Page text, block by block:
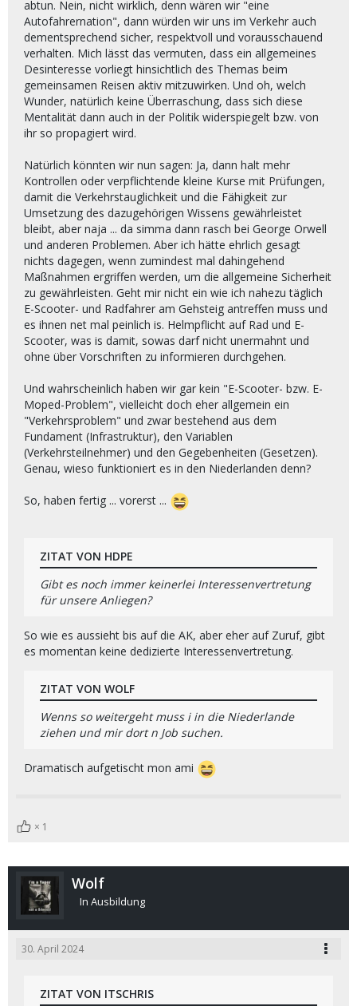
abtun. Nein, nicht wirklich, denn wären wir "eine
Autofahrernation", dann würden wir uns im Verkehr auch
dementsprechend sicher, respektvoll und vorausschauend
verhalten. Mich lässt das vermuten, dass ein allgemeines
Desinteresse vorliegt hinsichtlich des Themas beim
gemeinsamen Reisen aktiv mitzuwirken. Und oh, welch
Wunder, natürlich keine Überraschung, dass sich diese
Mentalität dann auch in der Politik widerspiegelt bzw. von
ihr so propagiert wird.
Natürlich könnten wir nun sagen: Ja, dann halt mehr
Kontrollen oder verpflichtende kleine Kurse mit Prüfungen,
damit die Verkehrstauglichkeit und die Fähigkeit zur
Umsetzung des dazugehörigen Wissens gewährleistet
bleibt, aber naja ... da simma dann rasch bei George Orwell
und anderen Problemen. Aber ich hätte ehrlich gesagt
nichts dagegen, wenn zumindest mal dahingehend
Maßnahmen ergriffen werden, um die allgemeine Sicherheit
zu gewährleisten. Geht mir nicht ein wie ich nahezu täglich
E-Scooter- und Radfahrer am Gehsteig antreffen muss und
es ihnen net mal peinlich is. Helmpflicht auf Rad und E-
Scooter, was is damit, sowas darf nicht unermahnt und
ohne über Vorschriften zu informieren durchgehen.
Und wahrscheinlich haben wir gar kein "E-Scooter- bzw. E-
Moped-Problem", vielleicht doch eher allgemein ein
"Verkehrsproblem" und zwar bestehend aus dem
Fundament (Infrastruktur), den Variablen
(Verkehrsteilnehmer) und den Gegebenheiten (Gesetzen).
Genau, wieso funktioniert es in den Niederlanden denn?
So, haben fertig ... vorerst ...
ZITAT VON HDPE
Gibt es noch immer keinerlei Interessenvertretung
für unsere Anliegen?
So wie es aussieht bis auf die AK, aber eher auf Zuruf, gibt
es momentan keine dedizierte Interessenvertretung.
ZITAT VON WOLF
Wenns so weitergeht muss i in die Niederlande
ziehen und mir dort n Job suchen.
Dramatisch aufgetischt mon ami
1
Wolf
In Ausbildung
30. April 2024
ZITAT VON ITSCHRIS